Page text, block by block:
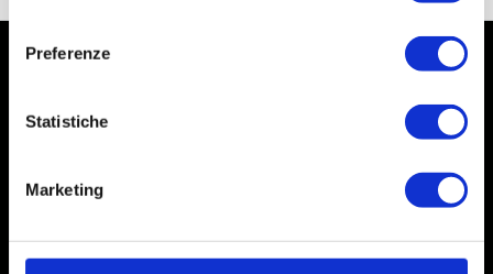
consenso
Preferenze
Statistiche
Marketing